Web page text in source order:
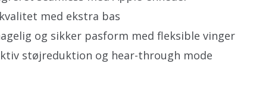
med ekstra bas
og sikker pasform med fleksible vinger
støjreduktion og hear-through mode